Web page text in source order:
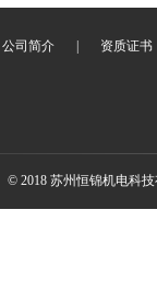
公司简介 资质证书
© 2018 苏州恒锦机电科